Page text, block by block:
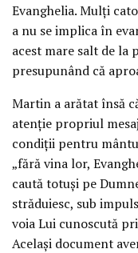
Evanghelia. Mulţi
a nu se implica în
acest mare salt de
presupunând că
Martin a arătat însă
atenţie propriul
condiţii pentru
„fără vina lor,
caută totuşi pe
străduiesc, sub
voia Lui cunoscută
Acelaşi document